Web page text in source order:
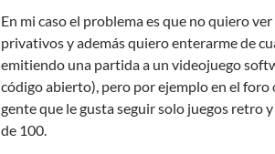
En mi caso el problema es que no quiero
privativos y además quiero enterarme de
emitiendo una partida a un videojuego
código abierto), pero por ejemplo en el
gente que le gusta seguir solo juegos retro
de 100.